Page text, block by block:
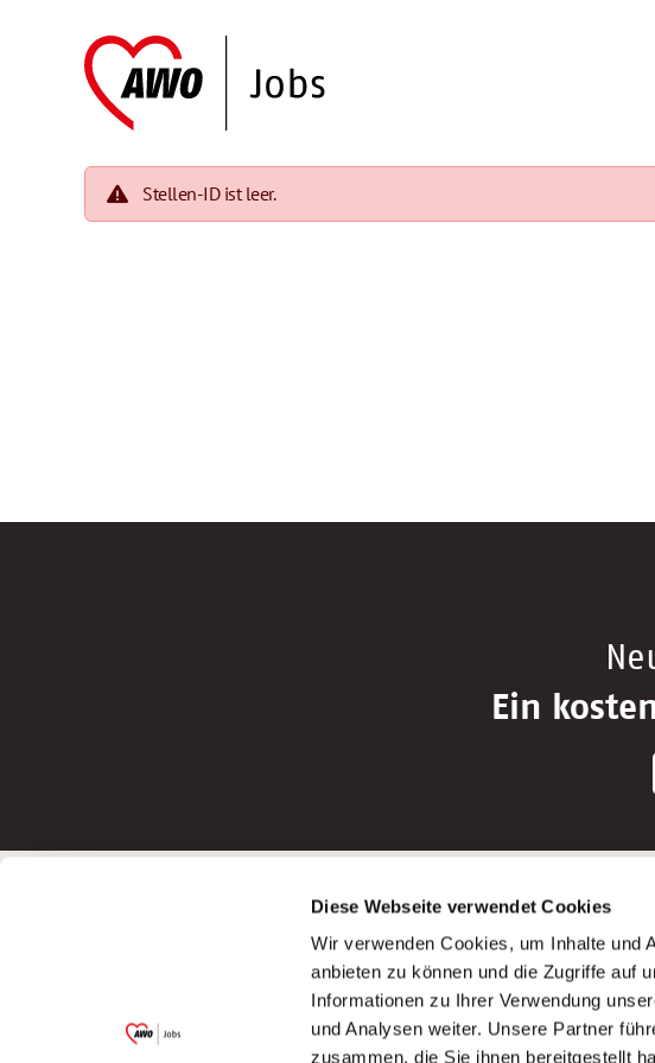
Diese Webseite verwendet Cookies
Wir verwenden Cookies, um Inhalte und
anbieten zu können und die Zugriffe auf
Informationen zu Ihrer Verwendung
und Analysen weiter. Unsere Partner
zusammen, die Sie ihnen bereitgestellt
Stellen-ID ist leer.
Ein
Garitz Bewirtschaftungsbetriebe GmbH
(Ein Tochterunternehmen des AWO
Bezirksverbandes Unterfranken e.V.)
Bewerbungstipps
Bewerbung als
Bewerbung als
Bewerbung als
Bewerbung als Erzieher*in